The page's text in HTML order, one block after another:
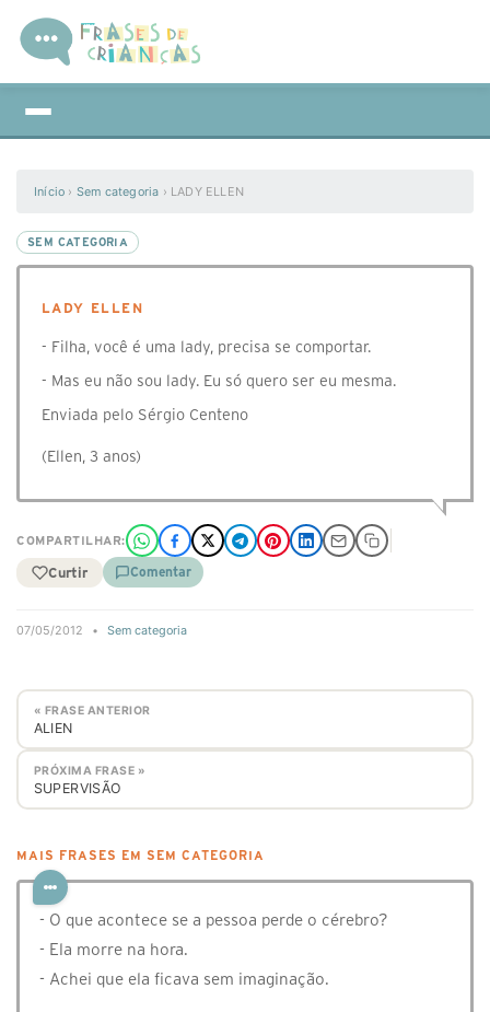
Início › Sem categoria › LADY ELLEN
SEM CATEGORIA
LADY ELLEN
- Filha, você é uma lady, precisa se comportar.
- Mas eu não sou lady. Eu só quero ser eu mesma.
Enviada pelo Sérgio Centeno
(Ellen, 3 anos)
COMPARTILHAR:
Curtir Comentar
07/05/2012 • Sem categoria
« FRASE ANTERIOR
ALIEN
PRÓXIMA FRASE »
SUPERVISÃO
MAIS FRASES EM SEM CATEGORIA
- O que acontece se a pessoa perde o cérebro?
- Ela morre na hora.
- Achei que ela ficava sem imaginação.